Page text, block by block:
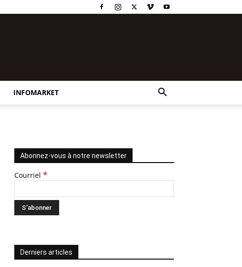
INFOMARKET
Abonnez-vous à notre newsletter
Courriel *
Derniers articles